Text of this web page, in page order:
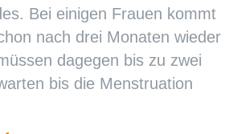
Bei einigen Frauen kommt
nach drei Monaten wieder
dagegen bis zu zwei
bis die Menstruation